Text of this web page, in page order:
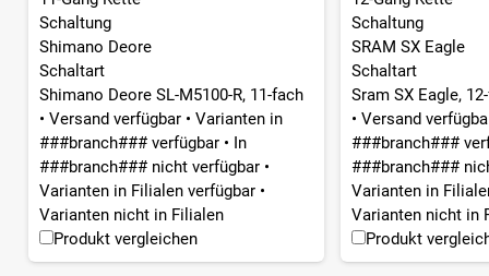
Schaltung
Shimano Deore
Schaltart
Shimano Deore SL-M5100-R, 11-fach
• Versand verfügbar • Varianten in
###branch### verfügbar • In
###branch### nicht verfügbar •
Varianten in Filialen verfügbar •
Varianten nicht in Filialen
Produkt vergleichen
Schaltung
SRAM SX Eagle
Schaltart
Sram SX Eagle,
• Versand
###branch###
###branch###
Varianten in
Varianten nicht in
Produkt